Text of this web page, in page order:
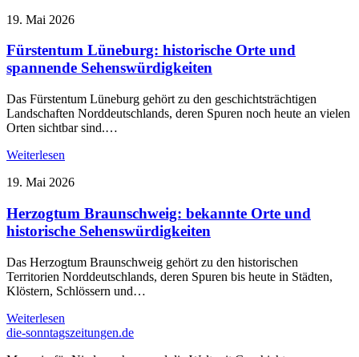
19. Mai 2026
Fürstentum Lüneburg: historische Orte und
spannende Sehenswürdigkeiten
Das Fürstentum Lüneburg gehört zu den geschichtsträchtigen
Landschaften Norddeutschlands, deren Spuren noch heute an vielen
Orten sichtbar sind.…
Weiterlesen
19. Mai 2026
Herzogtum Braunschweig: bekannte Orte und
historische Sehenswürdigkeiten
Das Herzogtum Braunschweig gehört zu den historischen
Territorien Norddeutschlands, deren Spuren bis heute in Städten,
Klöstern, Schlössern und…
Weiterlesen
die-sonntagszeitungen.de